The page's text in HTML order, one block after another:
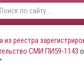
из реестра
СМИ ПИ59-1143